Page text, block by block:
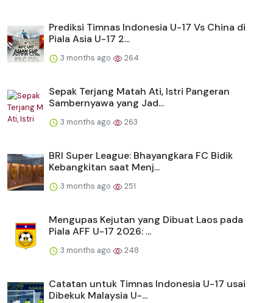
Prediksi Timnas Indonesia U-17 Vs China di
Piala Asia U-17 2...
3 months ago 264
Sepak Terjang Matah Ati, Istri Pangeran
Sambernyawa yang Jad...
3 months ago 263
BRI Super League: Bhayangkara FC Bidik
Kebangkitan saat Menj...
3 months ago 251
Mengupas Kejutan yang Dibuat Laos pada
Piala AFF U-17 2026: ...
3 months ago 248
Catatan untuk Timnas Indonesia U-17 usai
Dibekuk Malaysia U-...